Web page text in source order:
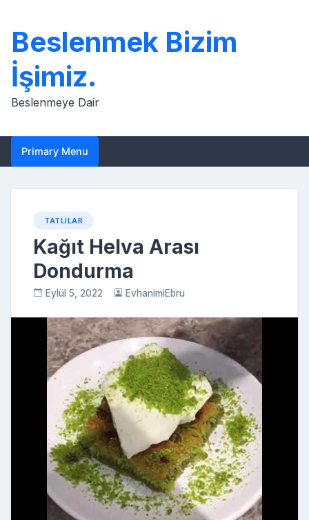
content
Beslenmek Bizim
İşimiz.
Beslenmeye Dair
Primary Menu
TATLILAR
Kağıt Helva Arası
Dondurma
Eylül 5, 2022 EvhanimiEbru